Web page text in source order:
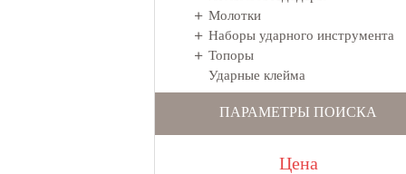
Молотки
Наборы ударного инструмента
Топоры
Ударные клейма
ПАРАМЕТРЫ ПОИСКА
Цена